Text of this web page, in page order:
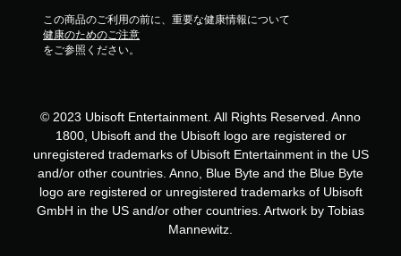
この商品のご利用の前に、重要な健康情報について
健康のためのご注意
をご参照ください。
© 2023 Ubisoft Entertainment. All Rights Reserved. Anno
1800, Ubisoft and the Ubisoft logo are registered or
unregistered trademarks of Ubisoft Entertainment in the US
and/or other countries. Anno, Blue Byte and the Blue Byte
logo are registered or unregistered trademarks of Ubisoft
GmbH in the US and/or other countries. Artwork by Tobias
Mannewitz.